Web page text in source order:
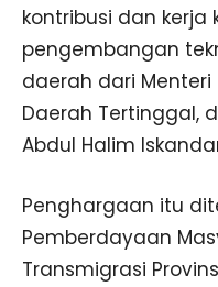
kontribusi dan
pengembangan
daerah dari Menteri
Daerah Tertinggal,
Abdul Halim
Penghargaan itu
Pemberdayaan
Transmigrasi